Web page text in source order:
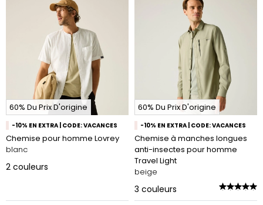
60% Du Prix D'origine
-10% EN EXTRA | CODE: VACANCES
Chemise pour homme Lovrey
blanc
2 couleurs
60% Du Prix D'origine
-10% EN EXTRA | CODE: VACANCES
Chemise à manches longues
anti-insectes pour homme
Travel Light
beige
3 couleurs